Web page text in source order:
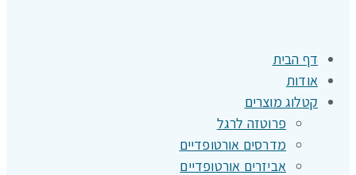
דף הבית
אודות
קטלוג מוצרים
פרוטזה לרגל
מדרסים אורטופדיים
אביזרים אורטופדיים